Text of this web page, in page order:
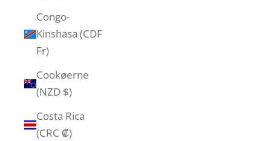
Congo-
Kinshasa (CDF
Fr)
Cookøerne
(NZD $)
Costa Rica
(CRC ₡)